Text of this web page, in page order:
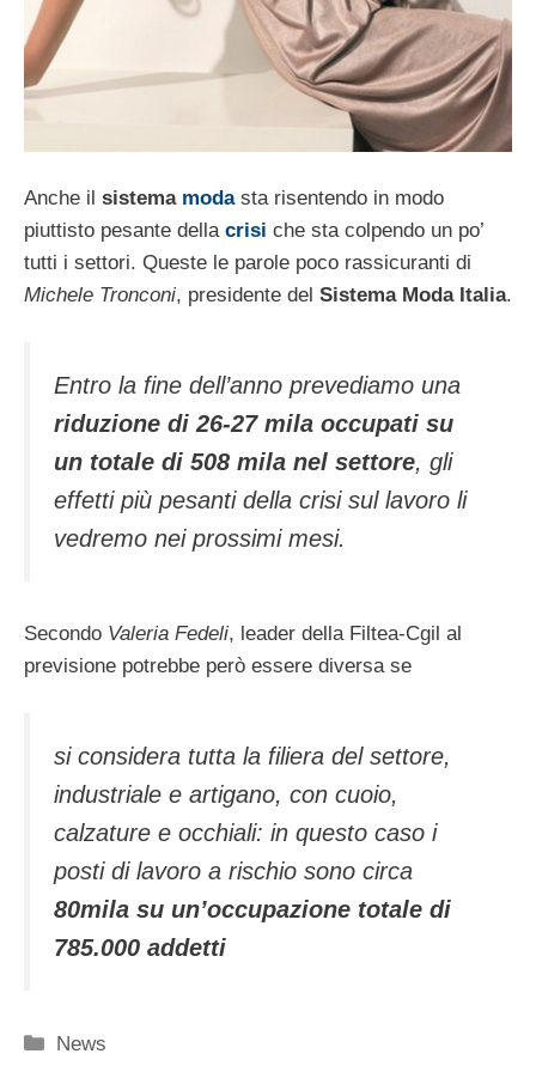
Anche il sistema modasta risentendo in modo
piuttisto pesante della crisi che sta colpendo un po’
tutti i settori. Queste le parole poco rassicuranti di
Michele Tronconi, presidente del Sistema Moda Italia.
Entro la fine dell’anno prevediamo una
riduzione di 26-27 mila occupati su
un totale di 508 mila nel settore, gli
effetti più pesanti della crisi sul lavoro li
vedremo nei prossimi mesi.
Secondo Valeria Fedeli, leader della Filtea-Cgil al
previsione potrebbe però essere diversa se
si considera tutta la filiera del settore,
industriale e artigano, con cuoio,
calzature e occhiali: in questo caso i
posti di lavoro a rischio sono circa
80mila su un’occupazione totale di
785.000 addetti
Categorie
News